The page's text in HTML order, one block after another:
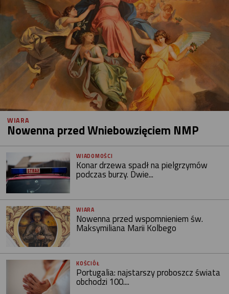
WIARA
Nowenna przed Wniebowzięciem NMP
WIADOMOŚCI
Konar drzewa spadł na pielgrzymów
podczas burzy. Dwie...
WIARA
Nowenna przed wspomnieniem św.
Maksymiliana Marii Kolbego
KOŚCIÓŁ
Portugalia: najstarszy proboszcz świata
obchodzi 100....